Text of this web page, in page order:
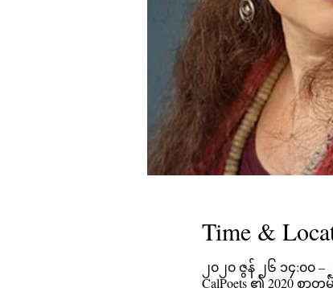
Time &
၂၀၂၀ ဇွန် ၂၆ ၁၄:၀၀
CalPoets ၏ 2020 စာ